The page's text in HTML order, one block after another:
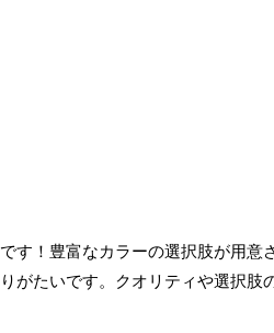
す！豊富なカラーの選択肢が用
がたいです。クオリティや選択肢